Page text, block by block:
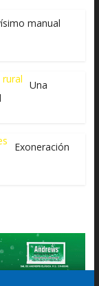
manual
Una
Exoneración